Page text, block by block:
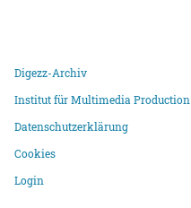
Digezz-Archiv
Institut für Multimedia Production
Datenschutzerklärung
Cookies
Login